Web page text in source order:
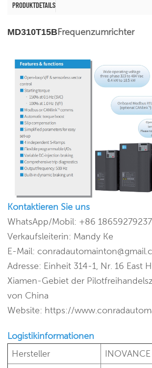
PRODUKTDETAILS
MD310T15BFrequenzumrichter
Kontaktieren Sie uns
WhatsApp/Mobil: +86 18659279237
Verkaufsleiterin: Mandy Ke
E-Mail:
Adresse: Einheit 314-1, Nr. 16 East
Xiamen-Gebiet der
von China
Website: https://
Logistikinformationen
Hersteller
INOVANCE